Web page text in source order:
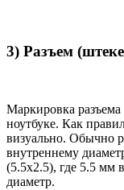
3) Разъем
Маркировка
ноутбуке. Как
визуально. Обычно
внутреннему
(5.5x2.5), где 5.5 мм
диаметр.